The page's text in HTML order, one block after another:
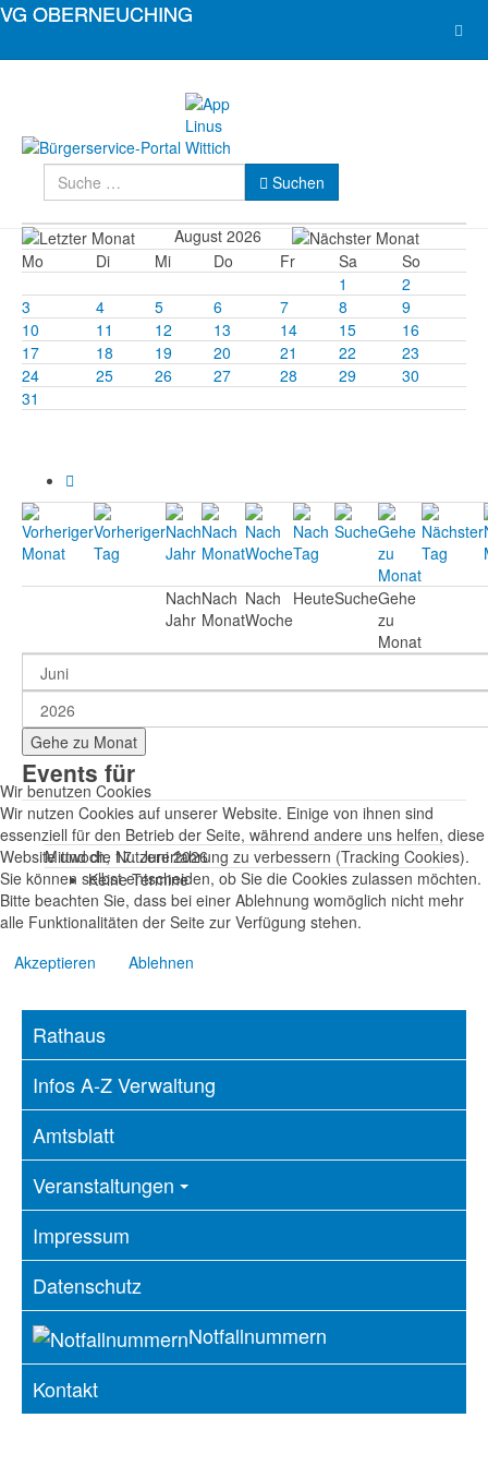
Suchen Suchen
August 2026
Mo
Di Mi Do Fr Sa
So
1
2
3
4 5 6 7 8
9
10
11 12 13 14 15
16
17
18 19 20 21 22
23
24
25 26 27 28 29
30
31
Nach
Jahr
Nach
Monat
Nach
Woche
HeuteSucheGehe
zu
Monat
Gehe zu Monat
Events für
Mittwoch, 17. Juni 2026
Keine Termine
Rathaus
Infos A-Z Verwaltung
Amtsblatt
Veranstaltungen
Impressum
Datenschutz
Notfallnummern
Kontakt
Wir benutzen Cookies
Wir nutzen Cookies auf unserer Website. Einige von ihnen sind
essenziell für den Betrieb der Seite, während andere uns helfen, diese
Website und die Nutzererfahrung zu verbessern (Tracking Cookies).
Sie können selbst entscheiden, ob Sie die Cookies zulassen möchten.
Bitte beachten Sie, dass bei einer Ablehnung womöglich nicht mehr
alle Funktionalitäten der Seite zur Verfügung stehen.
Akzeptieren
Ablehnen